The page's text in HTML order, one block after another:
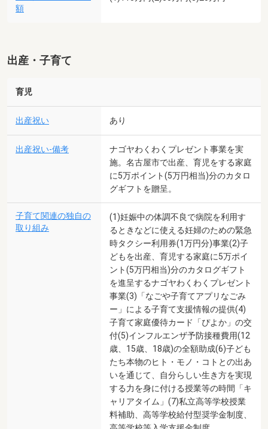
額
出産・子育て
育児
出産祝い あり
出産祝い-備考
ナゴヤわくわくプレゼント事業を実
施。名古屋市で出産、育児をする家庭
に5万ポイント(5万円相当)分のカタロ
グギフトを贈呈。
子育て関連の独自の
取り組み
(1)妊娠中の体調不良で病院を利用す
るときなどに使える妊婦のための緊急
時タクシー利用券(1万円分)事業(2)子
どもを出産、育児する家庭に5万ポイ
ント(5万円相当)分のカタログギフト
を進呈するナゴヤわくわくプレゼント
事業(3)「なごや子育てアプリなごみ
ー」による子育て支援情報の提供(4)
子育て家庭優待カード「ぴよか」の交
付(5)インフルエンザ予防接種費用(12
歳、15歳、18歳)の全額助成(6)子ども
たち本物のヒト・モノ・コトとの出あ
いを通じて、自分らしい生き方を実現
する力を身に付ける授業等の時間「キ
ャリアタイム」(7)私立高等学校授業
料補助、高等学校給付型奨学金制度、